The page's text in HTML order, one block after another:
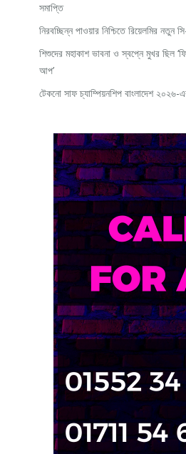
সমাপ্তি
নিরবচ্ছিন্ন পাওয়ার নিশ্চিতে রিয়েলমির নতুন
শিশুদের মহাকাশ ভাবনা ও স্বপ্নে মুখর ছিল
আপ’
টেকনো সাফ চ্যাম্পিয়নশিপ বাংলাদেশ